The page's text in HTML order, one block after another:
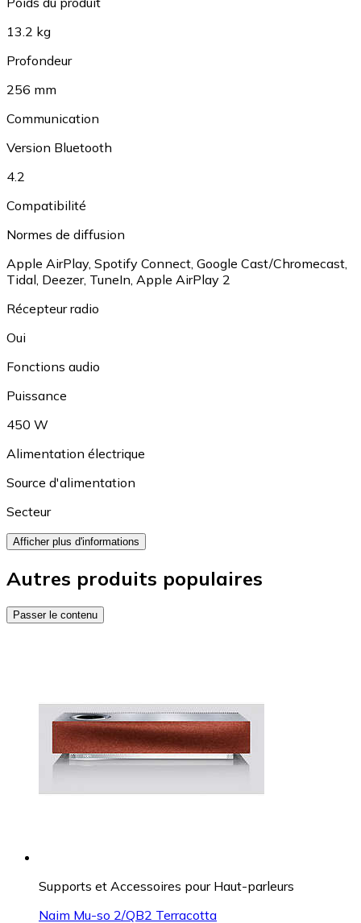
13.2 kg
Profondeur
256 mm
Communication
Version Bluetooth
4.2
Compatibilité
Normes de diffusion
Apple AirPlay, Spotify Connect Google Cast/Chromecast
Tidal Deezer, TuneIn Apple AirPlay 2
Récepteur radio
Oui
Fonctions audio
Puissance
450 W
Alimentation électrique
Source d'alimentation
Secteur
Afficher plus d'informations
Autres produits populaires
Passer le contenu
Supports et Accessoires pour Haut-parleurs
Naim Mu-so 2/QB2 Terracotta